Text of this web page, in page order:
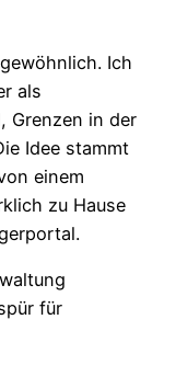
Ich
als
Grenzen in der
Idee stammt
einem
zu Hause
für